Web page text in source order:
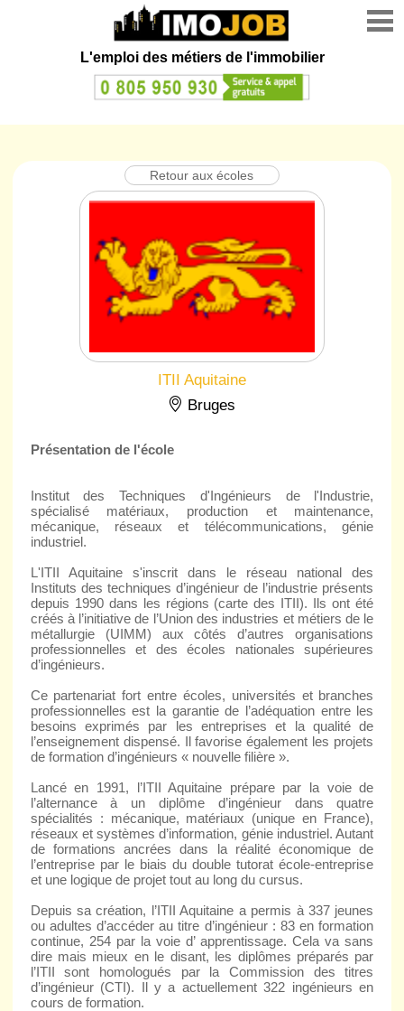
L'emploi des métiers de l'immobilier
Retour aux écoles
ITII Aquitaine
Bruges
Présentation de l'école
Institut des Techniques d'Ingénieurs de l'Industrie,
spécialisé matériaux, production et maintenance,
mécanique, réseaux et télécommunications, génie
industriel.
L'ITII Aquitaine s'inscrit dans le réseau national des
Instituts des techniques d’ingénieur de l’industrie présents
depuis 1990 dans les régions (carte des ITII). Ils ont été
créés à l’initiative de l’Union des industries et métiers de le
métallurgie (UIMM) aux côtés d’autres organisations
professionnelles et des écoles nationales supérieures
d’ingénieurs.
Ce partenariat fort entre écoles, universités et branches
professionnelles est la garantie de l’adéquation entre les
besoins exprimés par les entreprises et la qualité de
l’enseignement dispensé. Il favorise également les projets
de formation d’ingénieurs « nouvelle filière ».
Lancé en 1991, l’ITII Aquitaine prépare par la voie de
l’alternance à un diplôme d’ingénieur dans quatre
spécialités : mécanique, matériaux (unique en France),
réseaux et systèmes d’information, génie industriel. Autant
de formations ancrées dans la réalité économique de
l’entreprise par le biais du double tutorat école-entreprise
et une logique de projet tout au long du cursus.
Depuis sa création, l’ITII Aquitaine a permis à 337 jeunes
ou adultes d’accéder au titre d’ingénieur : 83 en formation
continue, 254 par la voie d’ apprentissage. Cela va sans
dire mais mieux en le disant, les diplômes préparés par
l’ITII sont homologués par la Commission des titres
d’ingénieur (CTI). Il y a actuellement 322 ingénieurs en
cours de formation.